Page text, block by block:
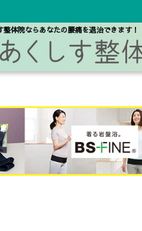
整体院ならあなたの腰痛を退治できます！